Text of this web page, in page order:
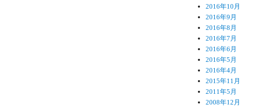
2016年10月
2016年9月
2016年8月
2016年7月
2016年6月
2016年5月
2016年4月
2015年11月
2011年5月
2008年12月